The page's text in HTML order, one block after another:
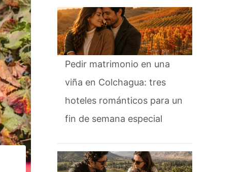
Pedir matrimonio en una
viña en Colchagua: tres
hoteles románticos para un
fin de semana especial